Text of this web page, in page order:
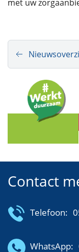
met uw
Contact
Telefoon:
WhatsApp: